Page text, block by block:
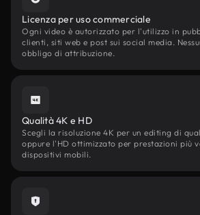
Licenza per uso commerciale
Ogni video è autorizzato per l'utilizzo in
clienti, siti web e post sui social media.
obbligo di attribuzione.
Qualità 4K e HD
Scegli la risoluzione 4K per un editing di
oppure l'HD ottimizzato per prestazioni più
dispositivi mobili.